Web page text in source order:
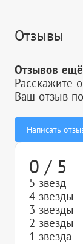
Отзывы
Отзывов
Расскажите
Ваш отзыв
Написать
0 / 5
5 звезд
4 звезды
3 звезды
2 звезды
1 звезда